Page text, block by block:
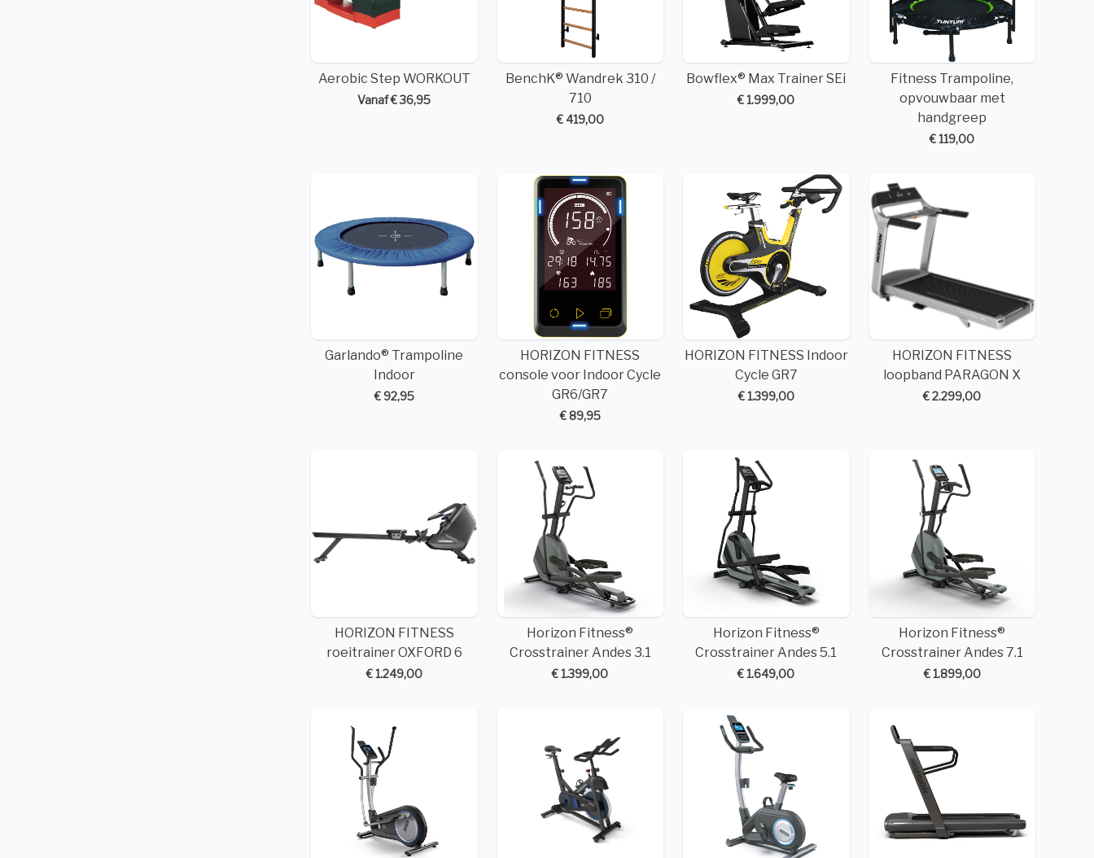
Aerobic Step WORKOUT
Vanaf € 36,95
BenchK® Wandrek 310 /
710
€ 419,00
Bowflex® Max Trainer SEi
€ 1.999,00
Fitness Trampoline,
opvouwbaar met
handgreep
€ 119,00
Garlando® Trampoline
Indoor
€ 92,95
HORIZON FITNESS
console voor Indoor Cycle
GR6/GR7
€ 89,95
HORIZON FITNESS Indoor
Cycle GR7
€ 1.399,00
HORIZON FITNESS
loopband PARAGON X
€ 2.299,00
HORIZON FITNESS
roeitrainer OXFORD 6
€ 1.249,00
Horizon Fitness®
Crosstrainer Andes 3.1
€ 1.399,00
Horizon Fitness®
Crosstrainer Andes 5.1
€ 1.649,00
Horizon Fitness®
Crosstrainer Andes 7.1
€ 1.899,00